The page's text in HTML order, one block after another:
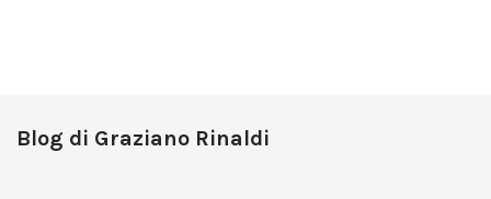
Blog di Graziano Rinaldi